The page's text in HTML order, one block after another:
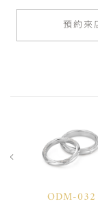
預約來
ODM-032